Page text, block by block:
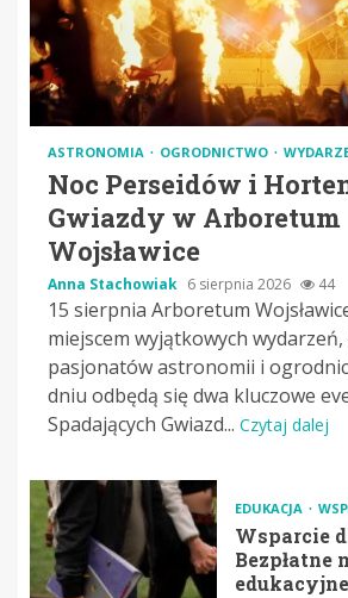
ASTRONOMIA OGRODNICTWO
Noc Perseidów i
Gwiazdy w Arboretum
Wojsławice
Anna Stachowiak 6 sierpnia 2026 44
15 sierpnia Arboretum
miejscem wyjątkowych wydarzeń,
pasjonatów astronomii i
dniu odbędą się dwa kluczowe
Spadających Gwiazd... Czytaj dalej
EDUKACJA
Wsparcie
Bezpłatne